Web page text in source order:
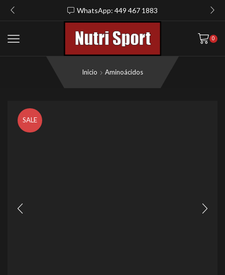
WhatsApp: 449 467 1883
0
Inicio Aminoácidos
SALE